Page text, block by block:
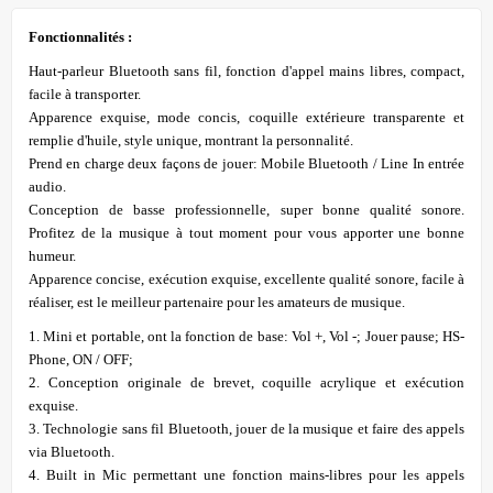
Fonctionnalités :
Haut-parleur Bluetooth sans fil, fonction d'appel mains libres, compact,
facile à transporter.
Apparence exquise, mode concis, coquille extérieure transparente et
remplie d'huile, style unique, montrant la personnalité.
Prend en charge deux façons de jouer: Mobile Bluetooth / Line In entrée
audio.
Conception de basse professionnelle, super bonne qualité sonore.
Profitez de la musique à tout moment pour vous apporter une bonne
humeur.
Apparence concise, exécution exquise, excellente qualité sonore, facile à
réaliser, est le meilleur partenaire pour les amateurs de musique.
1. Mini et portable, ont la fonction de base: Vol +, Vol -; Jouer pause; HS-
Phone, ON / OFF;
2. Conception originale de brevet, coquille acrylique et exécution
exquise.
3. Technologie sans fil Bluetooth, jouer de la musique et faire des appels
via Bluetooth.
4. Built in Mic permettant une fonction mains-libres pour les appels